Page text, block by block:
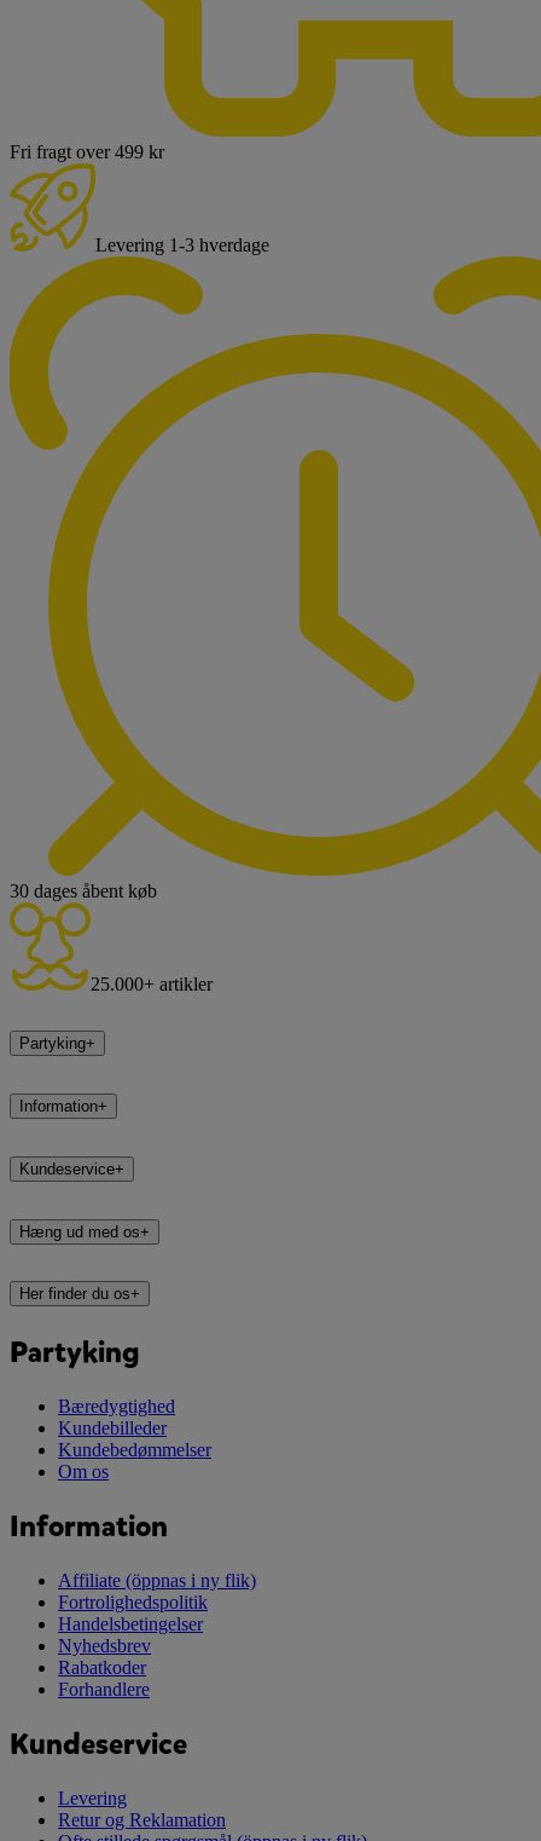
Fri fragt over 499 kr
Levering 1-3 hverdage
30 dages åbent køb
25.000+ artikler
Partyking+
Information+
Kundeservice+
Hæng ud med os+
Her finder du os+
Partyking
Bæredygtighed
Kundebilleder
Kundebedømmelser
Om os
Information
Affiliate (öppnas i ny flik)
Fortrolighedspolitik
Handelsbetingelser
Nyhedsbrev
Rabatkoder
Forhandlere
Kundeservice
Levering
Retur og Reklamation